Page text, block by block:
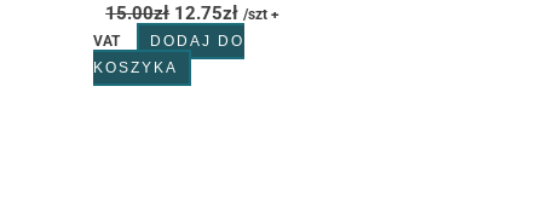
15.00zł 12.75zł /szt +
VAT
DODAJ DO
KOSZYKA